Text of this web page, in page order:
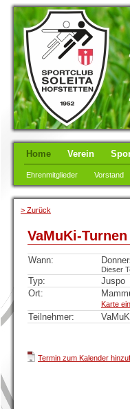
Home Verein
Ehrenmitglieder Vorstand
> Zurück
VaMuKi-Turnen
Wann:
Dieser
Typ:
Juspo
Ort:
Karte
Teilnehmer:
Termin zum Kalender